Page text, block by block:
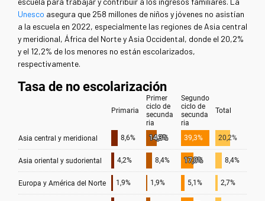
Unesco asegura que 258 millones de niños y jóvenes no asistían
a la escuela en 2022, especialmente las regiones de Asia central
y meridional, África del Norte y Asia Occidental, donde el 20,2%
y el 12,2% de los menores no están escolarizados,
respectivamente.